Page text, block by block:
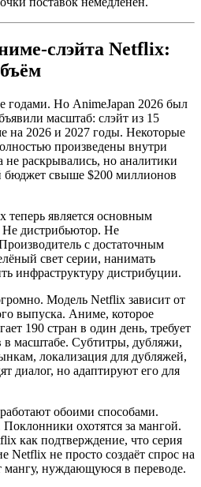
слэйта Netflix:
годами. Но AnimeJapan 2026 был
масштаб: слэйт из 15
на 2026 и 2027 годы. Некоторые
произведены внутри
раскрывались, но аналитики
свыше $200 миллионов
теперь является основным
Не дистрибьютор. Не
с достаточным
свет серии, нанимать
инфраструктуру дистрибуции.
Модель Netflix зависит от
выпуска. Аниме, которое
190 стран в один день, требует
в масштабе. Субтитры, дубляжи,
локализация для дубляжей,
диалог, но адаптируют его для
обоими способами.
охотятся за мангой.
как подтверждение, что серия
Netflix не просто создаёт спрос на
нуждающуюся в переводе.